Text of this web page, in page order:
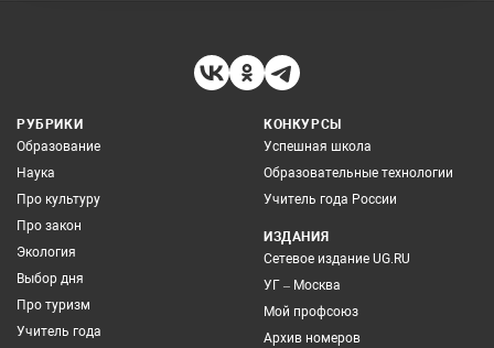
РУБРИКИ
Образование
Наука
Про культуру
Про закон
Экология
Выбор дня
Про туризм
Учитель года
КОНКУРСЫ
Успешная школа
Образовательные технологии
Учитель года России
ИЗДАНИЯ
Сетевое издание UG.RU
УГ – Москва
Мой профсоюз
Архив номеров